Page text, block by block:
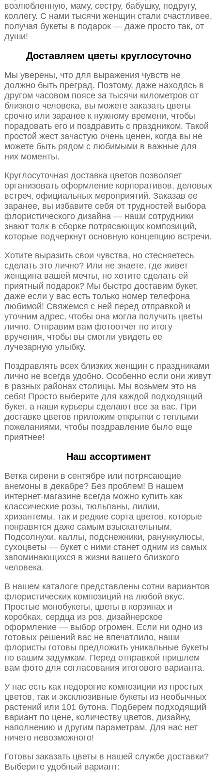
возлюбленную, маму, сестру, бабушку, подругу,
коллегу. С нами тысячи женщин стали счастливее,
получая букеты в подарок — даже просто так, от
души!
Доставляем цветы круглосуточно
Мы уверены, что для выражения чувств не
должно быть преград. Поэтому, даже находясь в
другом часовом поясе за тысячи километров от
близкого человека, вы можете заказать цветы
срочно или заранее к нужному времени, чтобы
порадовать его и поздравить с праздником. Такой
простой жест зачастую очень ценен, когда вы не
можете быть рядом с любимыми в важные для
них моменты.
Круглосуточная доставка цветов позволяет
организовать оформление корпоративов, деловых
встреч, официальных мероприятий. Заказав ее
заранее, вы избавите себя от трудностей выбора
флористического дизайна — наши сотрудники
знают толк в сборке потрясающих композиций,
которые подчеркнут основную концепцию встречи.
Хотите выразить свои чувства, но стесняетесь
сделать это лично? Или не знаете, где живет
женщина вашей мечты, но хотите сделать ей
приятный подарок? Мы быстро доставим букет,
даже если у вас есть только номер телефона
любимой! Свяжемся с ней перед отправкой и
уточним адрес, чтобы она могла получить цветы
лично. Отправим вам фотоотчет по итогу
вручения, чтобы вы смогли увидеть ее
лучезарную улыбку.
Поздравлять всех близких женщин с праздниками
лично не всегда удобно. Особенно если они живут
в разных районах столицы. Мы возьмем это на
себя! Просто выберите для каждой подходящий
букет, а наши курьеры сделают все за вас. При
доставке цветов приложим открытки с теплыми
пожеланиями, чтобы поздравление было еще
приятнее!
Наш ассортимент
Ветка сирени в сентябре или потрясающие
анемоны в декабре? Без проблем! В нашем
интернет-магазине всегда можно купить как
классические розы, тюльпаны, лилии,
хризантемы, так и редкие сорта цветов, которые
понравятся даже самым взыскательным.
Подсолнухи, каллы, подснежники, ранункулюсы,
сухоцветы — букет с ними станет одним из самых
запоминающихся в жизни вашего близкого
человека.
В нашем каталоге представлены сотни вариантов
флористических композиций на любой вкус.
Простые монобукеты, цветы в корзинах и
коробках, сердца из роз, дизайнерское
оформление — выбор огромен. Если ни одно из
готовых решений вас не впечатлило, наши
флористы готовы предложить уникальные букеты
по вашим задумкам. Перед отправкой пришлем
вам фото для согласования итогового варианта.
У нас есть как недорогие композиции из простых
цветов, так и эксклюзивные букеты из необычных
растений или 101 бутона. Подберем подходящий
вариант по цене, количеству цветов, дизайну,
наполнению и другим параметрам. Для нас нет
ничего невозможного!
Готовы заказать цветы в нашей службе доставки?
Выберите удобный вариант: